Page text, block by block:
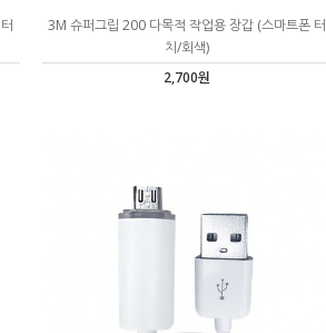
3M 슈퍼그립 200 다목적 작업용 장갑 (스마트폰 터
치/회색)
2,700원